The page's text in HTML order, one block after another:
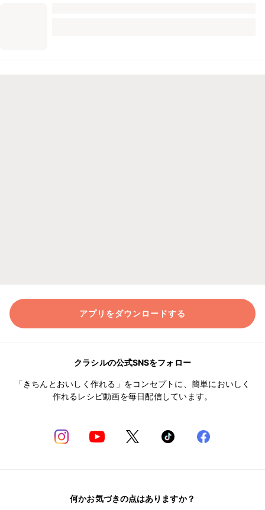
アプリをダウンロードする
クラシルの公式SNSをフォロー
「きちんとおいしく作れる」をコンセプトに、簡単においしく
作れるレシピ動画を毎日配信しています。
何かお気づきの点はありますか？